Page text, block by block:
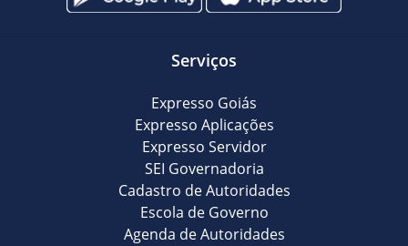
Serviços
Expresso Goiás
Expresso Aplicações
Expresso Servidor
SEI Governadoria
Cadastro de Autoridades
Escola de Governo
Agenda de Autoridades